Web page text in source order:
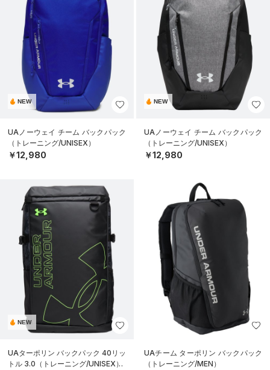
NEW
UAノーウェイ チーム バックパック
（トレーニング/UNISEX）
￥12,980
NEW
UAノーウェイ チーム バックパック
（トレーニング/UNISEX）
￥12,980
NEW
UAターポリン バックパック 40リッ
トル 3.0（トレーニング/UNISEX）
UAチーム ターポリン バックパック
（トレーニング/MEN）